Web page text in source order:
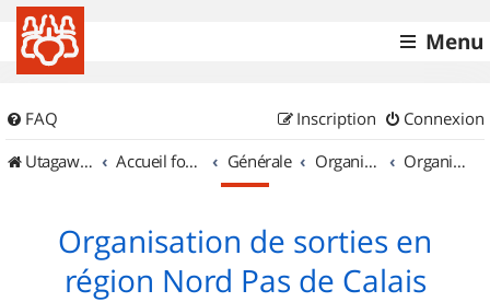
Menu
FAQ Connexion
Inscription
UtagawaVTT (Randos VTT et VTTAE avec traces GPS)
Accueil forum Générale Organisation de sorties & Recherche de partenaires Organisation de sorties en région Nord Pas de Calais
Organisation de sorties en
région Nord Pas de Calais